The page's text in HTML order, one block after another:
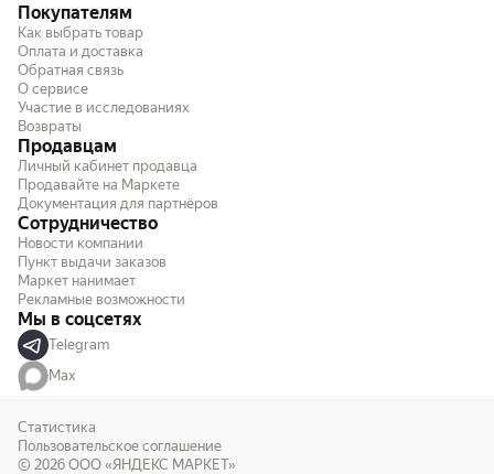
Покупателям
Как выбрать товар
Оплата и доставка
Обратная связь
О сервисе
Участие в исследованиях
Возвраты
Продавцам
Личный кабинет продавца
Продавайте на Маркете
Документация для партнёров
Сотрудничество
Новости компании
Пункт выдачи заказов
Маркет нанимает
Рекламные возможности
Мы в соцсетях
Telegram
Max
Статистика
Пользовательское соглашение
© 2026 ООО «ЯНДЕКС МАРКЕТ»